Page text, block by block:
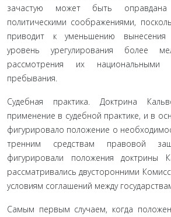
за­частую может быть оправдана
политически­ми соображениями,
приводит к уменьшению
уровень урегулиро­вания более
рассмотрения их национальны­ми
пребывания.
Судебная практика. Доктрина
применение в судебной практике, и в
фигурировало положение о
тренним средствам правовой
фигурировали положения доктрины
рассматривались дву­сторонними
условиям соглаше­ний между
Самым первым случаем, когда